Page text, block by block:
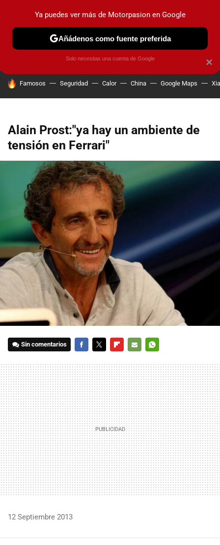
PRUEBAS COCHES ELÉCTRICOS OBSERVATORIO
HOY SE HABLA DE
Famosos Seguridad Calor China Google Maps
Alain Prost:"ya hay un ambiente de
tensión en Ferrari"
Sin comentarios
MAIL
12 Septiembre 2013
×
Ya puedes ver más de Motorpasion en Google
Añádenos como fuente preferida
Solo necesitas una cuenta de Google